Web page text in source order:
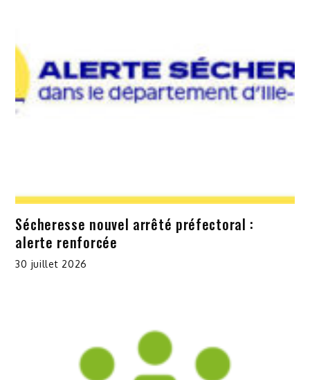
Sécheresse nouvel arrêté préfectoral :
alerte renforcée
30 juillet 2026